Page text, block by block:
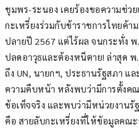
ชุมพร-ระนอง เคยร้องขอความช่ว
กะเหรี่ยงร่วมกับข้าราชการไทยค้า
ปลายปี 2567 แต่ไร้ผล จนกระทั่ง
ปลดอาวุธและต้องหนีตาย! ล่าสุด
ถึง UN, นายกฯ, ประธานรัฐสภา แ
ความคืบหน้า หลังพบว่ามีการตั้งค
ข้อเท็จจริง และพบว่ามีหน่วยงานรั
คือ สายลับกะเหรี่ยงที่ให้ข้อมูลคณ